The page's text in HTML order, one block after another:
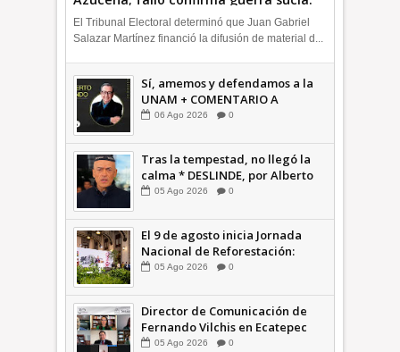
Octavio Martínez INFORMATIVA
El Tribunal Electoral determinó que Juan Gabriel
Salazar Martínez financió la difusión de material d...
Sí, amemos y defendamos a la
UNAM + COMENTARIO A
TIEMPO
06 Ago 2026 0
Tras la tempestad, no llegó la
calma * DESLINDE, por Alberto
Witvrun OPINIÓN
05 Ago 2026 0
El 9 de agosto inicia Jornada
Nacional de Reforestación:
presidenta Sheinbaum +Video
05 Ago 2026 0
Director de Comunicación de
Fernando Vilchis en Ecatepec
financió publicaciones en redes
05 Ago 2026 0